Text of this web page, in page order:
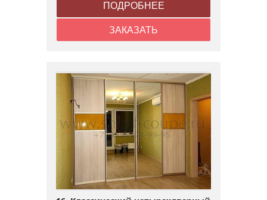
ПОДРОБНЕЕ
ЗАКАЗАТЬ